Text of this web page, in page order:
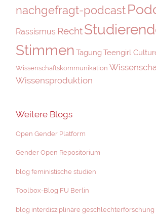
nachgefragt-podcast
Rassismus Recht
Stimmen Tagung Teengirl
Wissenschaftskommunikation
Wissensproduktion
Weitere Blogs
Open Gender Platform
Gender Open Repositorium
blog feministische studien
Toolbox-Blog FU Berlin
blog interdisziplinäre geschlechterforschung